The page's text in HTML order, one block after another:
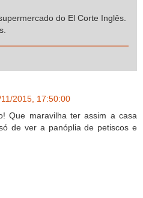
do El Corte Inglês.
2015, 17:50:00
Que maravilha ter assim a casa
de ver a panóplia de petiscos e